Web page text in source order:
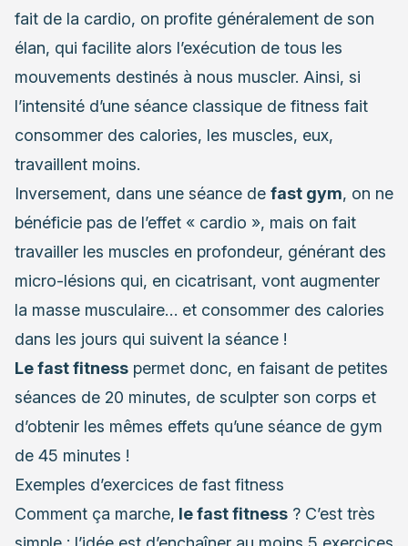
fait de la cardio, on profite généralement de son
élan, qui facilite alors l’exécution de tous les
mouvements destinés à nous muscler. Ainsi, si
l’intensité d’une séance classique de fitness fait
consommer des calories, les muscles, eux,
travaillent moins.
Inversement, dans une séance de fast gym, on ne
bénéficie pas de l’effet « cardio », mais on fait
travailler les muscles en profondeur, générant des
micro-lésions qui, en cicatrisant, vont augmenter
la masse musculaire… et consommer des calories
dans les jours qui suivent la séance !
Le fast fitness permet donc, en faisant de petites
séances de 20 minutes, de sculpter son corps et
d’obtenir les mêmes effets qu’une séance de gym
de 45 minutes !
Exemples d’exercices de fast fitness
Comment ça marche, le fast fitness ? C’est très